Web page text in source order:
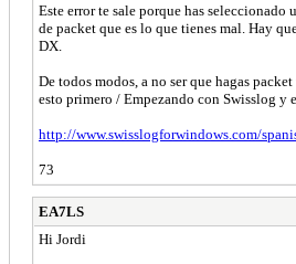
Este error te sale porque has
de packet que es lo que tienes mal. Hay
DX.
De todos modos, a no ser que hagas
esto primero / Empezando con Swisslog
http://www.swisslogforwindows.com/
73
EA7LS
Hi Jordi